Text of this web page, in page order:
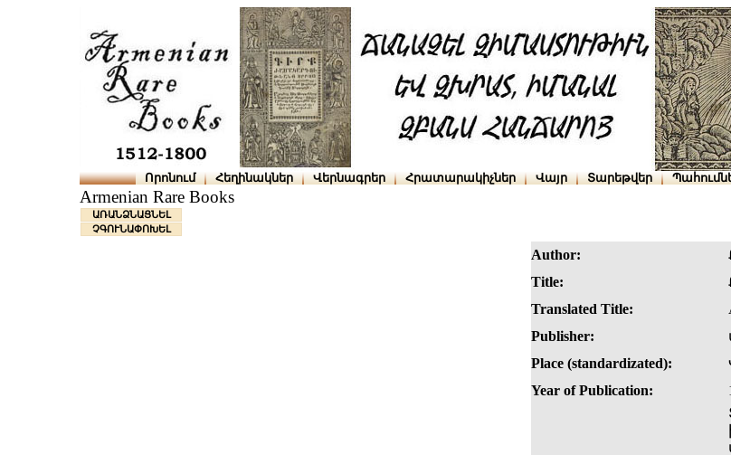
Որոնում Հեղինակներ Վերնագրեր Հրատարակիչներ Վայր Տարեթվեր
Armenian Rare Books
ԱՌԱՆՁՆԱՑՆԵԼ
ՉԳՈՒՆԱՓՈԽԵԼ
Author:
Title:
Translated Title:
Publisher:
Place (standardizated):
Year of Publication: